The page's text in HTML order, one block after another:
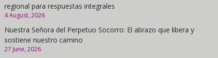
regional para respuestas integrales
4 August, 2026
Nuestra Señora del Perpetuo Socorro: El abrazo que libera y
sostiene nuestro camino
27 June, 2026